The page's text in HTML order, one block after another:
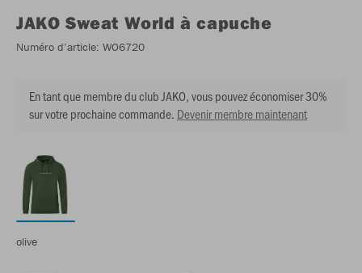
JAKO Sweat World à capuche
Numéro d’article: WO6720
En tant que membre du club JAKO, vous pouvez économiser 30%
sur votre prochaine commande. Devenir membre maintenant
olive